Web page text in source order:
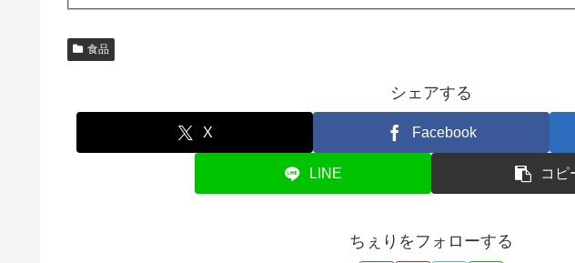
食品
シェアする
X Facebook
LINE コピ
ちぇりをフォローする